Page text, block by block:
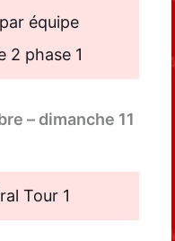
équipe
2 phase 1
– dimanche 11
Tour 1